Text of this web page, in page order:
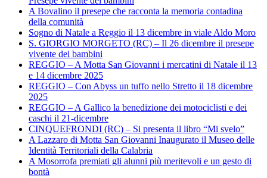
A Bovalino il presepe che racconta la memoria contadina
della comunità
Sogno di Natale a Reggio il 13 dicembre in viale Aldo Moro
S. GIORGIO MORGETO (RC) – Il 26 dicembre il presepe
vivente dei bambini
REGGIO – A Motta San Giovanni i mercatini di Natale il 13
e 14 dicembre 2025
REGGIO – Con Abyss un tuffo nello Stretto il 18 dicembre
2025
REGGIO – A Gallico la benedizione dei motociclisti e dei
caschi il 21-dicembre
CINQUEFRONDI (RC) – Si presenta il libro “Mi svelo”
A Lazzaro di Motta San Giovanni Inaugurato il Museo delle
Identità Territoriali della Calabria
A Mosorrofa premiati gli alunni più meritevoli e un gesto di
bontà